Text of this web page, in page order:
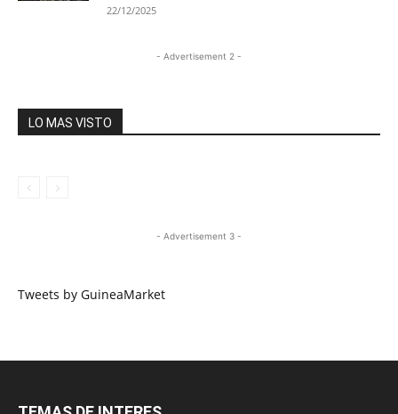
22/12/2025
- Advertisement 2 -
LO MAS VISTO
- Advertisement 3 -
Tweets by GuineaMarket